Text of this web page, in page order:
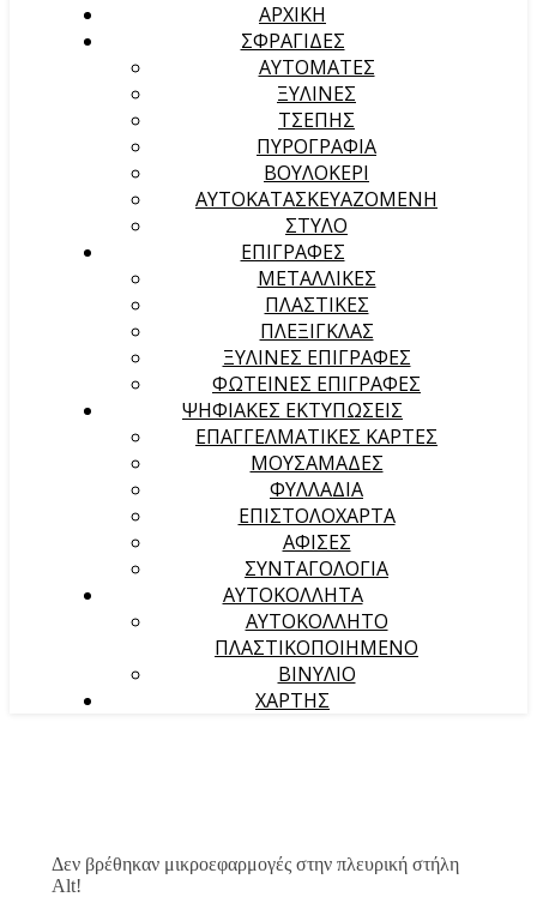
ΑΡΧΙΚΉ
ΣΦΡΑΓΙΔΕΣ
ΑΥΤΟΜΑΤΕΣ
ΞΥΛΙΝΕΣ
ΤΣΕΠΗΣ
ΠΥΡΟΓΡΑΦΙΑ
ΒΟΥΛΟΚΕΡΙ
ΑΥΤΟΚΑΤΑΣΚΕΥΑΖΟΜΕΝΗ
ΣΤΥΛΟ
ΕΠΙΓΡΑΦΕΣ
ΜΕΤΑΛΛΙΚΕΣ
ΠΛΑΣΤΙΚΕΣ
ΠΛΕΞΙΓΚΛΑΣ
ΞΥΛΙΝΕΣ ΕΠΙΓΡΑΦΕΣ
ΦΩΤΕΙΝΕΣ ΕΠΙΓΡΑΦΕΣ
ΨΗΦΙΑΚΕΣ ΕΚΤΥΠΩΣΕΙΣ
ΕΠΑΓΓΕΛΜΑΤΙΚΕΣ ΚΑΡΤΕΣ
ΜΟΥΣΑΜΑΔΕΣ
ΦΥΛΛΑΔΙΑ
ΕΠΙΣΤΟΛΟΧΑΡΤΑ
ΑΦΙΣΕΣ
ΣΥΝΤΑΓΟΛΟΓΙΑ
ΑΥΤΟΚΟΛΛΗΤΑ
ΑΥΤΟΚΟΛΛΗΤΟ
ΠΛΑΣΤΙΚΟΠΟΙΗΜΕΝΟ
ΒΙΝΥΛΙΟ
ΧΑΡΤΗΣ
Δεν βρέθηκαν μικροεφαρμογές στην πλευρική στήλη
Alt!